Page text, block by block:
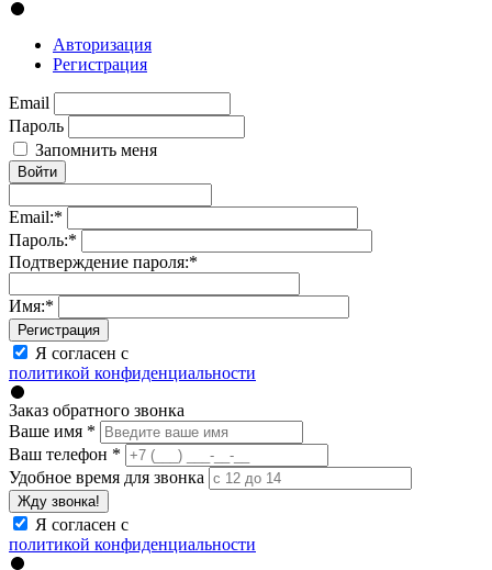
Авторизация
Регистрация
Email
Пароль
Запомнить меня
Войти
Email:*
Пароль:*
Подтверждение пароля:*
Имя:*
Регистрация
Я согласен с
политикой конфиденциальности
Заказ обратного звонка
Ваше имя *
Ваш телефон *
Удобное время для звонка
Жду звонка!
Я согласен с
политикой конфиденциальности